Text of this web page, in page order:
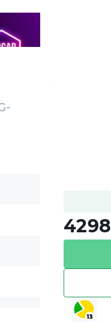
4298